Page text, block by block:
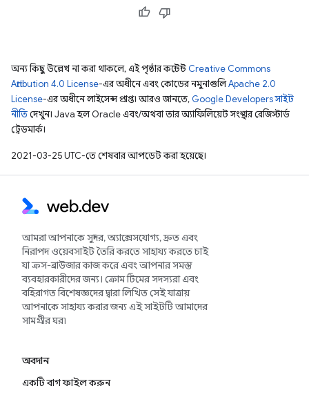
অন্য কিছু উল্লেখ না করা থাকলে, এই পৃষ্ঠার কন্টেন্ট Creative Commons
Attribution 4.0 License-এর অধীনে এবং কোডের নমুনাগুলিApache 2.0
License-এর অধীনে লাইসেন্স প্রাপ্ত। আরও জানতে, Google Developers সাইট
নীতিদেখুন। Java হল Oracle এবং/অথবা তার অ্যাফিলিয়েট সংস্থার রেজিস্টার্ড
ট্রেডমার্ক।
2021-03-25 UTC-তে শেষবার আপডেট করা হয়েছে।
আমরা আপনাকে সুন্দর, অ্যাক্সেসযোগ্য, দ্রুত এবং
নিরাপদ ওয়েবসাইট তৈরি করতে সাহায্য করতে চাই
যা ক্রস-ব্রাউজার কাজ করে এবং আপনার সমস্ত
ব্যবহারকারীদের জন্য। ক্রোম টিমের সদস্যরা এবং
বহিরাগত বিশেষজ্ঞদের দ্বারা লিখিত সেই যাত্রায়
আপনাকে সাহায্য করার জন্য এই সাইটটি আমাদের
সামগ্রীর ঘর৷
অবদান
একটি বাগ ফাইল করুন